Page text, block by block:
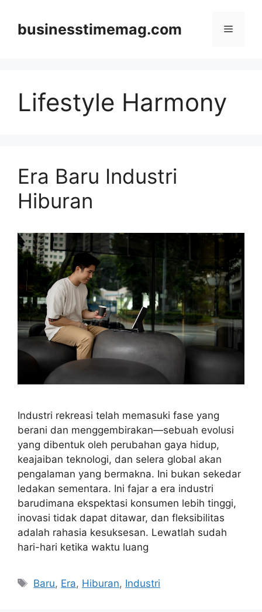
contentbusinesstimemag.com Menu
Lifestyle Harmony
Era Baru Industri
Hiburan
Industri rekreasi telah memasuki fase yang
berani dan menggembirakan—sebuah evolusi
yang dibentuk oleh perubahan gaya hidup,
keajaiban teknologi, dan selera global akan
pengalaman yang bermakna. Ini bukan sekedar
ledakan sementara. Ini fajar a era industri
barudimana ekspektasi konsumen lebih tinggi,
inovasi tidak dapat ditawar, dan fleksibilitas
adalah rahasia kesuksesan. Lewatlah sudah
hari-hari ketika waktu luang
Tags
Baru, Era, Hiburan, Industri